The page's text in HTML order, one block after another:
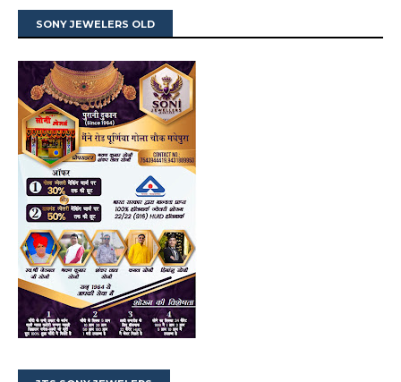
SONY JEWELERS OLD